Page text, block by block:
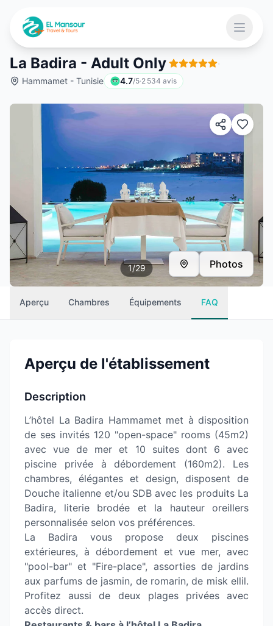
Ouvrir
La Badira - Adult Only ·
Hammamet - Tunisie 4.7/5·2 534 avis
1/29 Photos
Aperçu Chambres Équipements FAQ
Aperçu de l'établissement
Description
L’hôtel La Badira Hammamet met à disposition
de ses invités 120 "open-space" rooms (45m2)
avec vue de mer et 10 suites dont 6 avec
piscine privée à débordement (160m2). Les
chambres, élégantes et design, disposent de
Douche italienne et/ou SDB avec les produits La
Badira, literie brodée et la hauteur oreillers
personnalisée selon vos préférences.
La Badira vous propose deux piscines
extérieures, à débordement et vue mer, avec
"pool-bar" et "Fire-place", assorties de jardins
aux parfums de jasmin, de romarin, de misk ellil.
Profitez aussi de deux plages privées avec
accès direct.